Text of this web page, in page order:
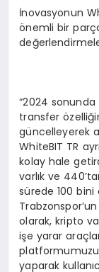
İnovasyonun
önemli bir
“2024 sonunda
transfer
güncelleyerek
WhiteBIT TR
kolay hale
varlık ve
sürede 100 bini
olarak, kripto
işe yarar
yaparak